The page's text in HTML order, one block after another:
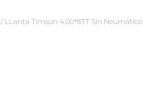
/ LLanta Timsun 4.00*8TT Sin Neumático